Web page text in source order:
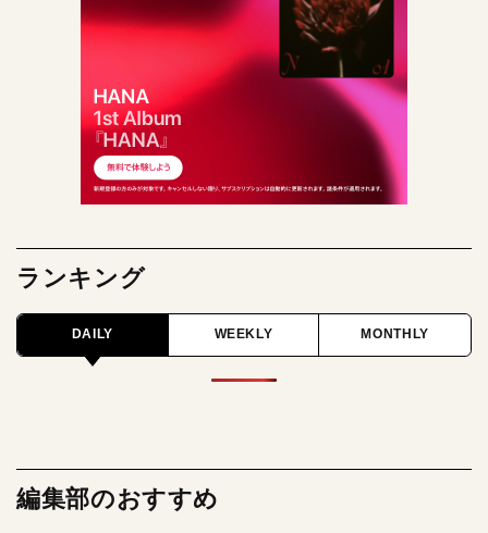
ランキング
DAILY WEEKLY MONTHLY
編集部のおすすめ